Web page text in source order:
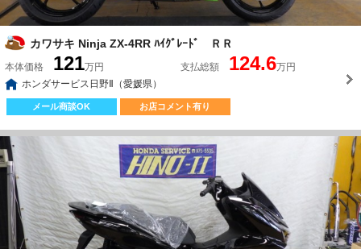
カワサキ Ninja ZX-4RR ﾊｲｸﾞﾚｰﾄﾞ ＲＲ
本体価格 121万円 支払総額 124.6万円
ホンダサービス日野Ⅱ（愛媛県）
メール商談OK お店コメント有り